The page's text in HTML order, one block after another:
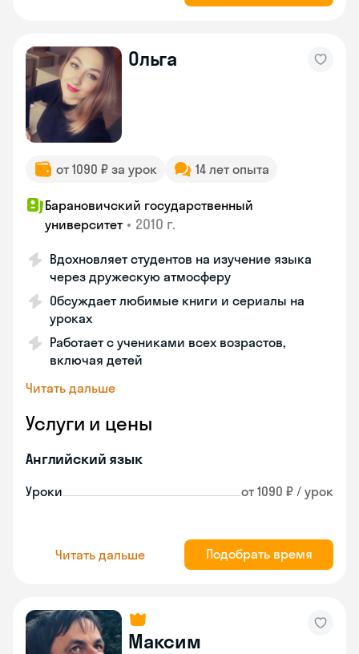
Ольга
от 1090 ₽ за урок 14 лет опыта
Барановичский государственный
университет • 2010 г.
Вдохновляет студентов на изучение языка
через дружескую атмосферу
Обсуждает любимые книги и сериалы на
уроках
Работает с учениками всех возрастов,
включая детей
Читать дальше
Услуги и цены
Английский язык
Уроки от 1090 ₽ / урок
Читать дальше Подобрать время
Максим